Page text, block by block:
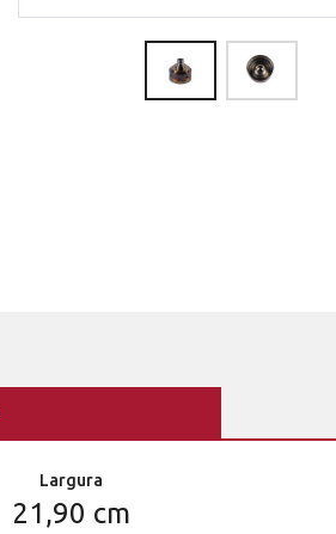
Largura
21,90 cm